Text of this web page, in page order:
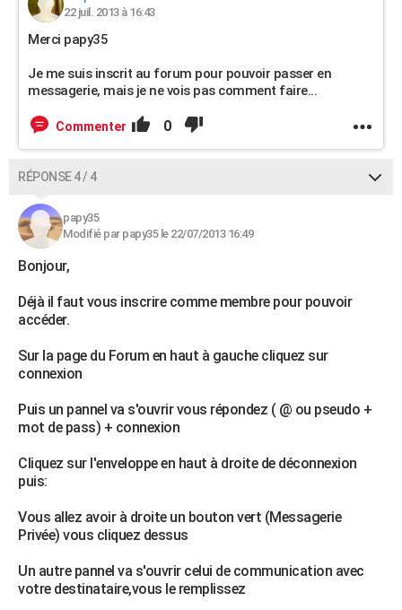
22 juil. 2013 à 16:43
Merci papy35
Je me suis inscrit au forum pour pouvoir passer en
messagerie, mais je ne vois pas comment faire...
Commenter 0
RÉPONSE 4 / 4
papy35
Modifié par papy35 le 22/07/2013 16:49
Bonjour,
Déjà il faut vous inscrire comme membre pour pouvoir
accéder.
Sur la page du Forum en haut à gauche cliquez sur
connexion
Puis un pannel va s'ouvrir vous répondez ( @ ou pseudo +
mot de pass) + connexion
Cliquez sur l'enveloppe en haut à droite de déconnexion
puis:
Vous allez avoir à droite un bouton vert (Messagerie
Privée) vous cliquez dessus
Un autre pannel va s'ouvrir celui de communication avec
votre destinataire,vous le remplissez